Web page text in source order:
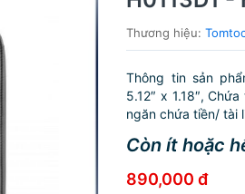
Thương hiệu:
Thông tin sản
5.12″ x 1.18″,
ngăn chứa tiền/ tài
Còn ít hoặc
890,000 đ